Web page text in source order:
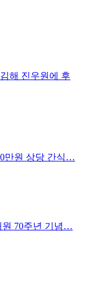
해 진우원에 후
만원 상당 간식…
원 70주년 기념…